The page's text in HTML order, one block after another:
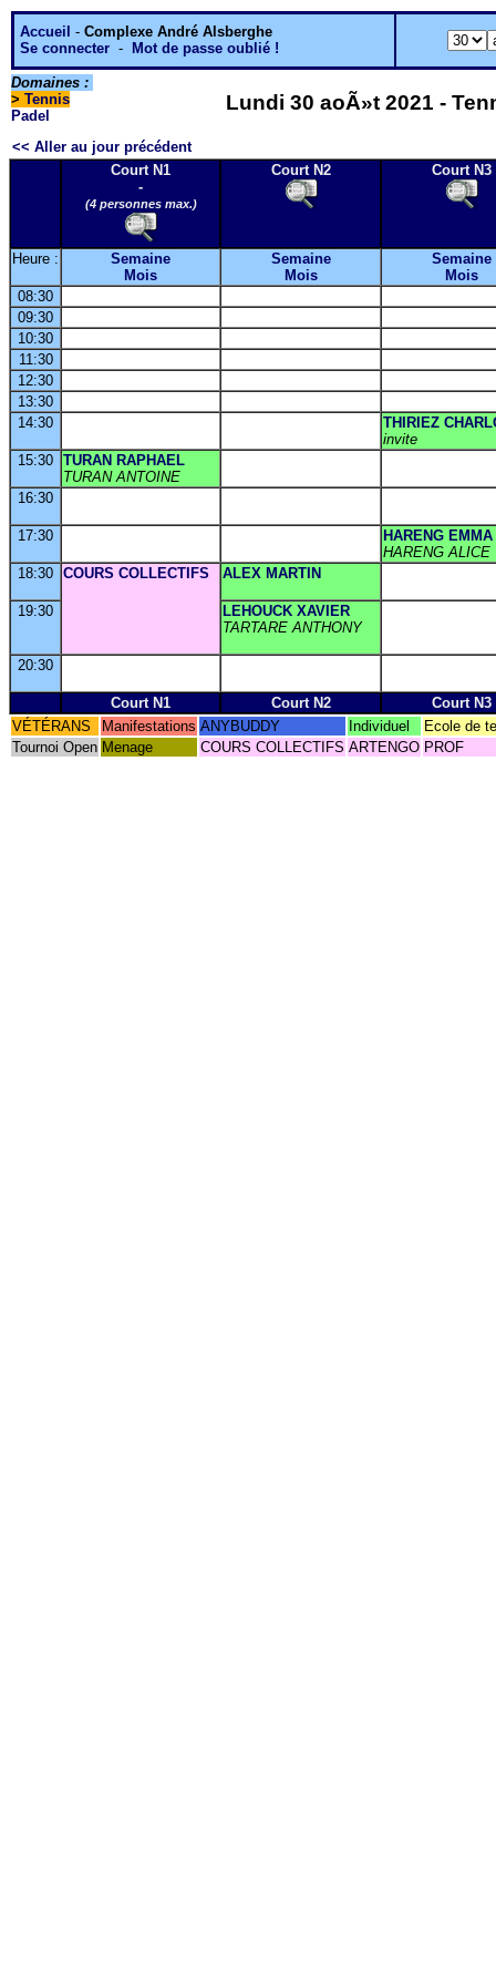
Accueil - Complexe André Alsberghe
Se connecter - Mot de passe oublié !
Domaines :
> Tennis
Padel
Lundi 30 aoÃ»t 2021 -
<< Aller au jour précédent
Court N1
-
(4 personnes max.)
Court N2 Court N3
Heure :
Semaine
Mois
Semaine
Mois
Semaine
Mois
08:30
09:30
10:30
11:30
12:30
13:30
14:30
THIRIEZ
invite
15:30 TURAN RAPHAEL
TURAN ANTOINE
16:30
17:30
HARENG EMMA
HARENG ALICE
18:30 COURS COLLECTIFS ALEX MARTIN
19:30
LEHOUCK XAVIER
TARTARE ANTHONY
20:30
Court N1 Court N2
Court N3
VÉTÉRANS
Manifestations ANYBUDDY Individuel
Ecole de
Tournoi Open Menage COURS COLLECTIFS ARTENGO PROF